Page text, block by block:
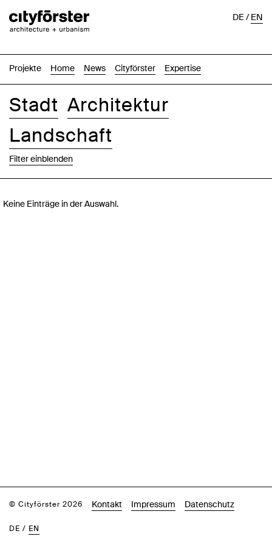
Projekte Home News Cityförster Expertise
DE/EN
Stadt Architektur
Landschaft
Filter einblenden
Keine Einträge in der Auswahl.
© Cityförster 2026 Kontakt Impressum Datenschutz
DE / EN